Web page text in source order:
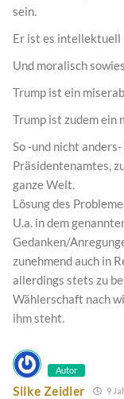
sein.
Er ist es
Und moralisch
Trump ist ein
Trump ist zudem
So -und nicht
Präsidentenamtes,
ganze Welt.
Lösung des
U.a. in dem
Gedanken/
zunehmend auch in
allerdings stets zu
Wählerschaft nach
ihm steht.
Autor
Silke Zeidler 9